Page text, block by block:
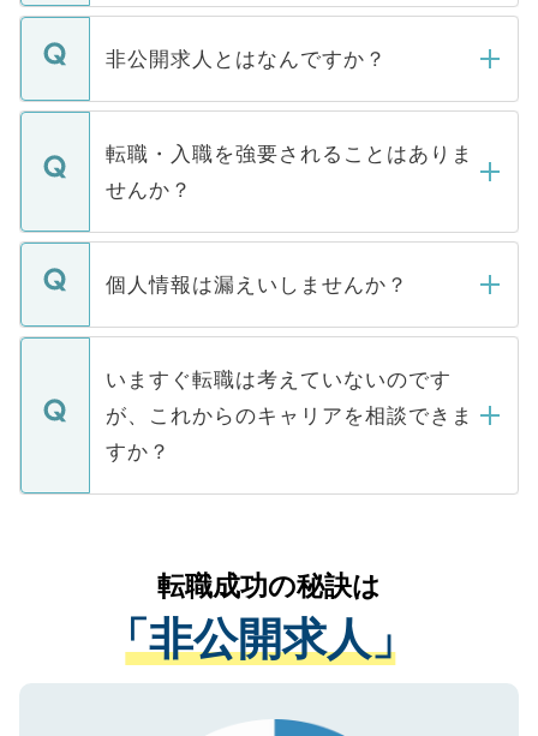
ご登録いただきましたら、弊社担当者がご
登録内容を確認し、その後メールもしくは
ます。通常、5営業日以内にはご連絡をせて
いただきますので、しばらくお待ちくださ
非公開求人とはなんですか？
マイナビDOCTORで取り扱っている求人の
うち約3割は、Webサイトからご覧いただ
けない「非公開求人」です。非公開求人は
下記の理由によって、一般には公開してい
ません。
■応募殺到を避けるため 人気のある医療機
関を公にしてしまうと、応募が殺到する場
に、医療機関が求める条件に合った人材の
みを人材紹介会社に依頼するケースが増え
ています。
転職・入職を強要されることはありま
せんか？
転職・入職を強要することは一切ありませ
ん。また、仮に応募先から内定をいただい
定を承諾する必要はありません。内定先へ
の辞退の連絡はキャリアパートナーが行い
個人情報は漏えいしませんか？
個人情報が漏えいすることはありませんの
で、ご安心ください。当サイトからの登録
などで収集したご登録者様の個人情報は、
ご本人のキャリアアップおよび転職活動の
支援を目的に使用いたします。お預かりし
ているすべての個人データはご本人の許可
は、個人情報の取り扱いについての厳密な
管理基準を満たした事業者のみに付与され
る、プライバシーマークを取得済みです。
いますぐ転職は考えていないのです
が、これからのキャリアを相談できま
すか？
かがいして、現在の医療機関の状況や紹介
経験をまじえながら、適切なアドバイスを
させていただきます。すぐにご転職をされ
ない方には、長期的なサポートが可能です
ので、まずはご登録ください。
転職成功の秘訣は
「非公開求人」